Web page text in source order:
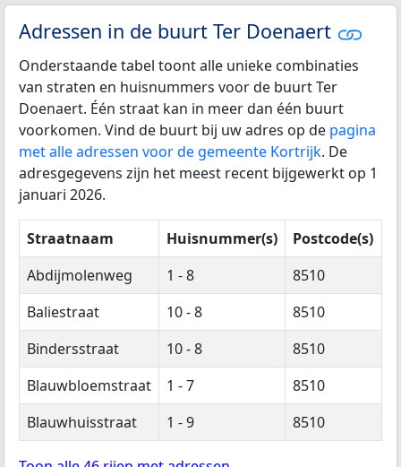
Adressen in de buurt Ter Doenaert
Onderstaande tabel toont alle unieke combinaties
van straten en huisnummers voor de buurt Ter
Doenaert. Één straat kan in meer dan één buurt
voorkomen. Vind de buurt bij uw adres op de pagina
met alle adressen voor de gemeente Kortrijk. De
adresgegevens zijn het meest recent bijgewerkt op 1
januari 2026.
Straatnaam Huisnummer(s)
Postcode(s)
Abdijmolenweg
1 - 8
8510
Baliestraat
10 - 8
8510
Bindersstraat
10 - 8
8510
Blauwbloemstraat
1 - 7
8510
Blauwhuisstraat
1 - 9 8510